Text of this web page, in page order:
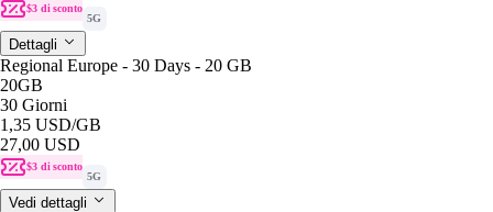
$3 di sconto
5G
Dettagli
Regional Europe - 30 Days - 20 GB
20GB
30 Giorni
1,35 USD/GB
27,00 USD
$3 di sconto
5G
Vedi dettagli